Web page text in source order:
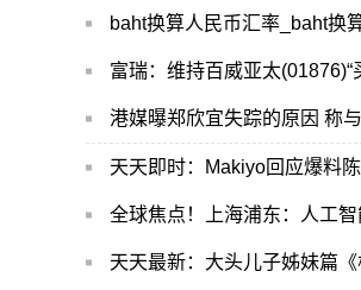
baht换算人民币汇率_baht换
富瑞：维持百威亚太
港媒曝郑欣宜失踪的原因 称
天天即时：Makiyo回应爆料
全球焦点！上海浦东：人工
天天最新：大头儿子姊妹篇